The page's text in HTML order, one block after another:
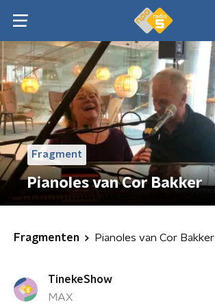
Fragment
Pianoles van Cor Bakker
Fragmenten Pianoles van Cor Bakker
TinekeShow
MAX